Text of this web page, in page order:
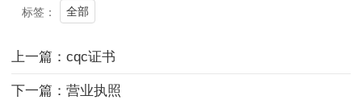
标签： 全部
上一篇：cqc证书
下一篇：营业执照